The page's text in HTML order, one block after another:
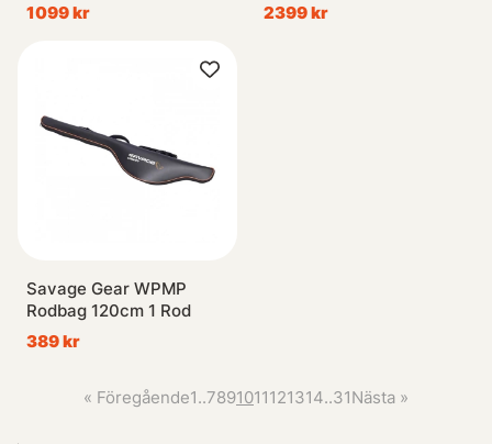
1099 kr
2399 kr
Savage Gear WPMP
Rodbag 120cm 1 Rod
389 kr
« Föregående1..7891011121314..31Nästa »